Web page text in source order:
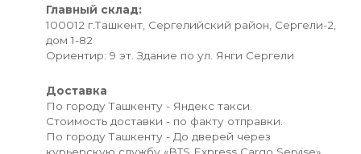
Главный склад:
100012 г.Ташкент, Сергелийский район, Сергели-2,
дом 1-82
Ориентир: 9 эт. Здание по ул. Янги Сергели
Доставка
По городу Ташкенту - Яндекс такси.
Стоимость доставки - по факту отправки.
По городу Ташкенту - До дверей через